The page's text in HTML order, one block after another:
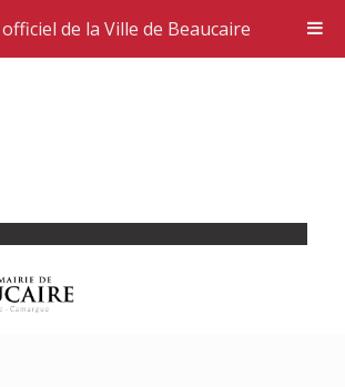
de la Ville de Beaucaire